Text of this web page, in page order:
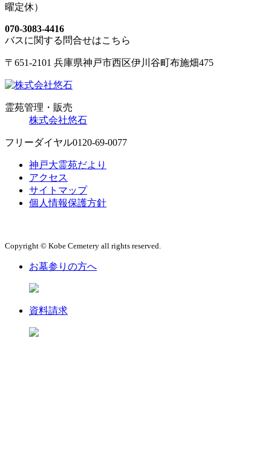
曜定休）
070-3083-4416
バスに関する問合せはこちら
〒651-2101 兵庫県神戸市西区伊川谷町布施畑475
霊苑管理・販売
株式会社悠石
フリーダイヤル0120-69-0077
神戸大霊苑だより
アクセス
サイトマップ
個人情報保護方針
Copyright © Kobe Cemetery all rights reserved.
お墓参りの方へ
資料請求